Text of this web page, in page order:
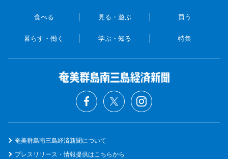
食べる 見る・遊ぶ 買う
暮らす・働く 学ぶ・知る 特集
奄美群島南三島経済新聞について
プレスリリース・情報提供はこちらから